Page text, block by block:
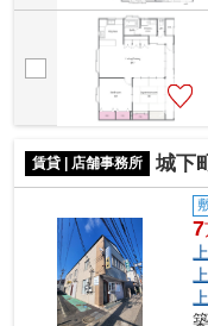
賃貸 | 店舗事務所 城下
7